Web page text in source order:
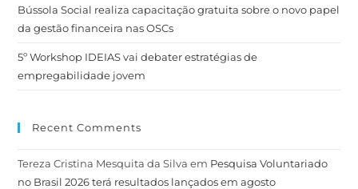
Bússola Social realiza capacitação gratuita sobre o novo papel
da gestão financeira nas OSCs
5º Workshop IDEIAS vai debater estratégias de
empregabilidade jovem
Recent Comments
Tereza Cristina Mesquita da Silva em Pesquisa Voluntariado
no Brasil 2026 terá resultados lançados em agosto